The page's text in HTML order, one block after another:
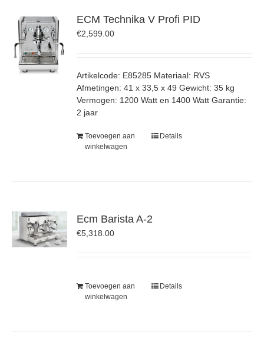
ECM Technika V Profi PID
€2,599.00
Artikelcode: E85285 Materiaal: RVS
Afmetingen: 41 x 33,5 x 49 Gewicht: 35 kg
Vermogen: 1200 Watt en 1400 Watt Garantie:
2 jaar
Toevoegen aan
winkelwagen
Details
Ecm Barista A-2
€5,318.00
Toevoegen aan
winkelwagen
Details